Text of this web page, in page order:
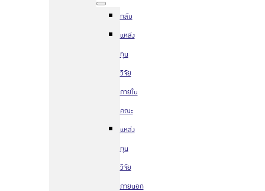
กลับ
แหล่ง
ทุน
วิจัย
ภายใน
คณะ
แหล่ง
ทุน
วิจัย
ภายนอก